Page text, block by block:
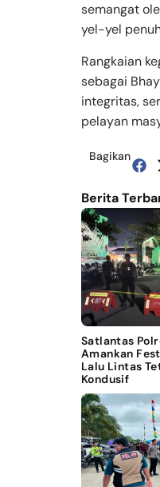
semangat
yel-yel
Rangkaian
sebagai
integritas,
pelayan
Bagikan
Berita
Satlantas
Amankan
Lalu Lintas
Kondusif